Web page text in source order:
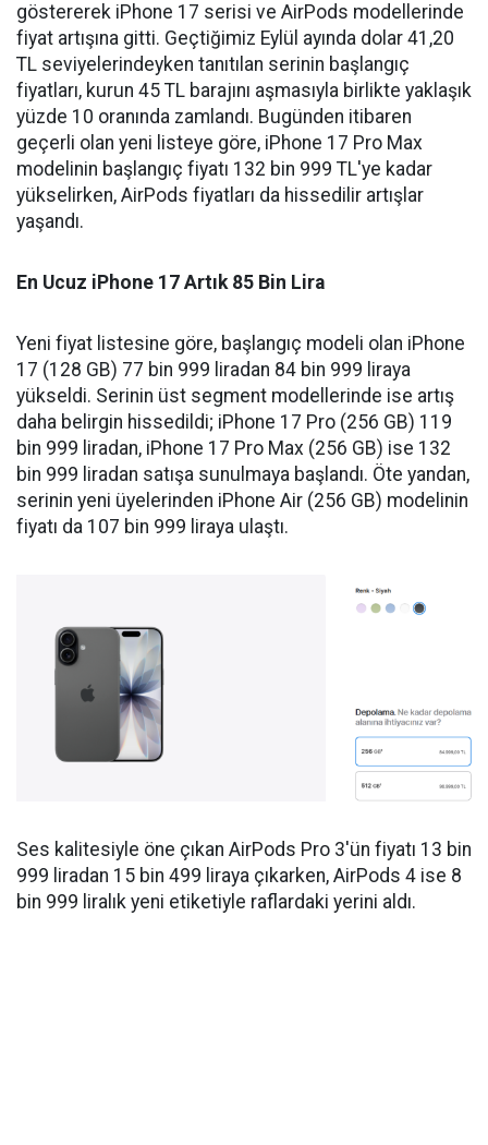
göstererek iPhone 17 serisi ve AirPods modellerinde
fiyat artışına gitti. Geçtiğimiz Eylül ayında dolar 41,20
TL seviyelerindeyken tanıtılan serinin başlangıç
fiyatları, kurun 45 TL barajını aşmasıyla birlikte yaklaşık
yüzde 10 oranında zamlandı. Bugünden itibaren
geçerli olan yeni listeye göre, iPhone 17 Pro Max
modelinin başlangıç fiyatı 132 bin 999 TL'ye kadar
yükselirken, AirPods fiyatları da hissedilir artışlar
yaşandı.
En Ucuz iPhone 17 Artık 85 Bin Lira
Yeni fiyat listesine göre, başlangıç modeli olan iPhone
17 (128 GB) 77 bin 999 liradan 84 bin 999 liraya
yükseldi. Serinin üst segment modellerinde ise artış
daha belirgin hissedildi; iPhone 17 Pro (256 GB) 119
bin 999 liradan, iPhone 17 Pro Max (256 GB) ise 132
bin 999 liradan satışa sunulmaya başlandı. Öte yandan,
serinin yeni üyelerinden iPhone Air (256 GB) modelinin
fiyatı da 107 bin 999 liraya ulaştı.
Ses kalitesiyle öne çıkan AirPods Pro 3'ün fiyatı 13 bin
999 liradan 15 bin 499 liraya çıkarken, AirPods 4 ise 8
bin 999 liralık yeni etiketiyle raflardaki yerini aldı.